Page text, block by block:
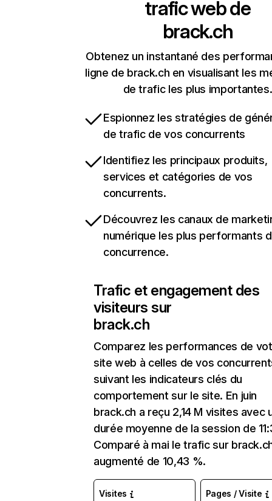
trafic web de
brack.ch
Obtenez un instantané des
ligne de brack.ch en visualisant les
de trafic les plus importantes.
Espionnez les stratégies de
de trafic de vos concurrents
Identifiez les principaux produits,
services et catégories de vos
concurrents.
Découvrez les canaux de
numérique les plus performants
concurrence.
Trafic et engagement des
visiteurs sur
brack.ch
Comparez les performances de
site web à celles de vos
suivant les indicateurs clés du
comportement sur le site. En juin
brack.ch a reçu 2,14 M visites avec
durée moyenne de la session de
Comparé à mai le trafic sur
augmenté de 10,43 %.
Visites Pages / Visite